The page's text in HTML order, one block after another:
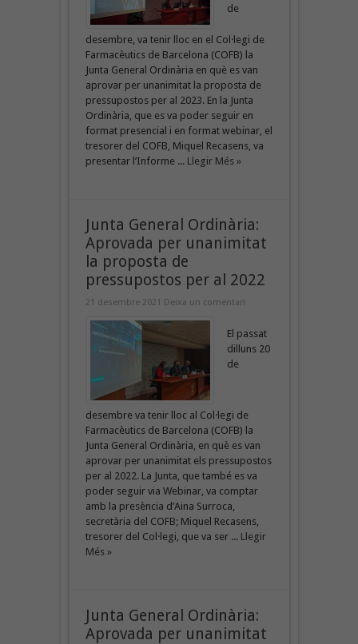
de
desembre, va tenir lloc en el Col·legi de
Farmacèutics de Barcelona (COFB) la
Junta General Ordinària en què es van
aprovar per unanimitat la proposta de
pressupostos per al 2023. En la Junta
Ordinària, que es va poder seguir en
format presencial i en format webinar, el
tresorer del COFB, Miquel Recasens, va
presentar l’Informe ... Llegir Més »
Junta General Ordinària:
Aprovada per unanimitat
la proposta de
pressupostos per al 2022
21 desembre 2021 Deixa un comentari
El passat
dilluns 20
de
desembre va tenir lloc al Col·legi de
Farmacèutics de Barcelona (COFB) la
Junta General Ordinària, en què es van
aprovar per unanimitat els pressupostos
per al 2022. La Junta, que també es va
poder seguir via Webinar, va comptar
amb la presència d’Aina Surroca,
secretària del COFB; Miquel Recasens,
tresorer del Col·legi, que va ser ... Llegir
Més »
Junta General Ordinària:
Aprovada per unanimitat